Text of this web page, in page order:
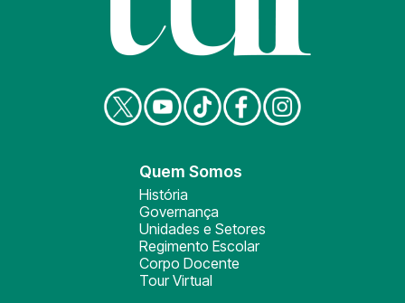
Quem Somos
História
Governança
Unidades e Setores
Regimento Escolar
Corpo Docente
Tour Virtual